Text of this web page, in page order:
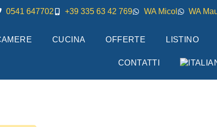
0541 647702 +39 335 63 42 769 WA Micol WA
CUCINA OFFERTE LISTINO
CONTATTI